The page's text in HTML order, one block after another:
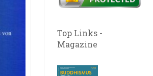
Top Links -
Magazine